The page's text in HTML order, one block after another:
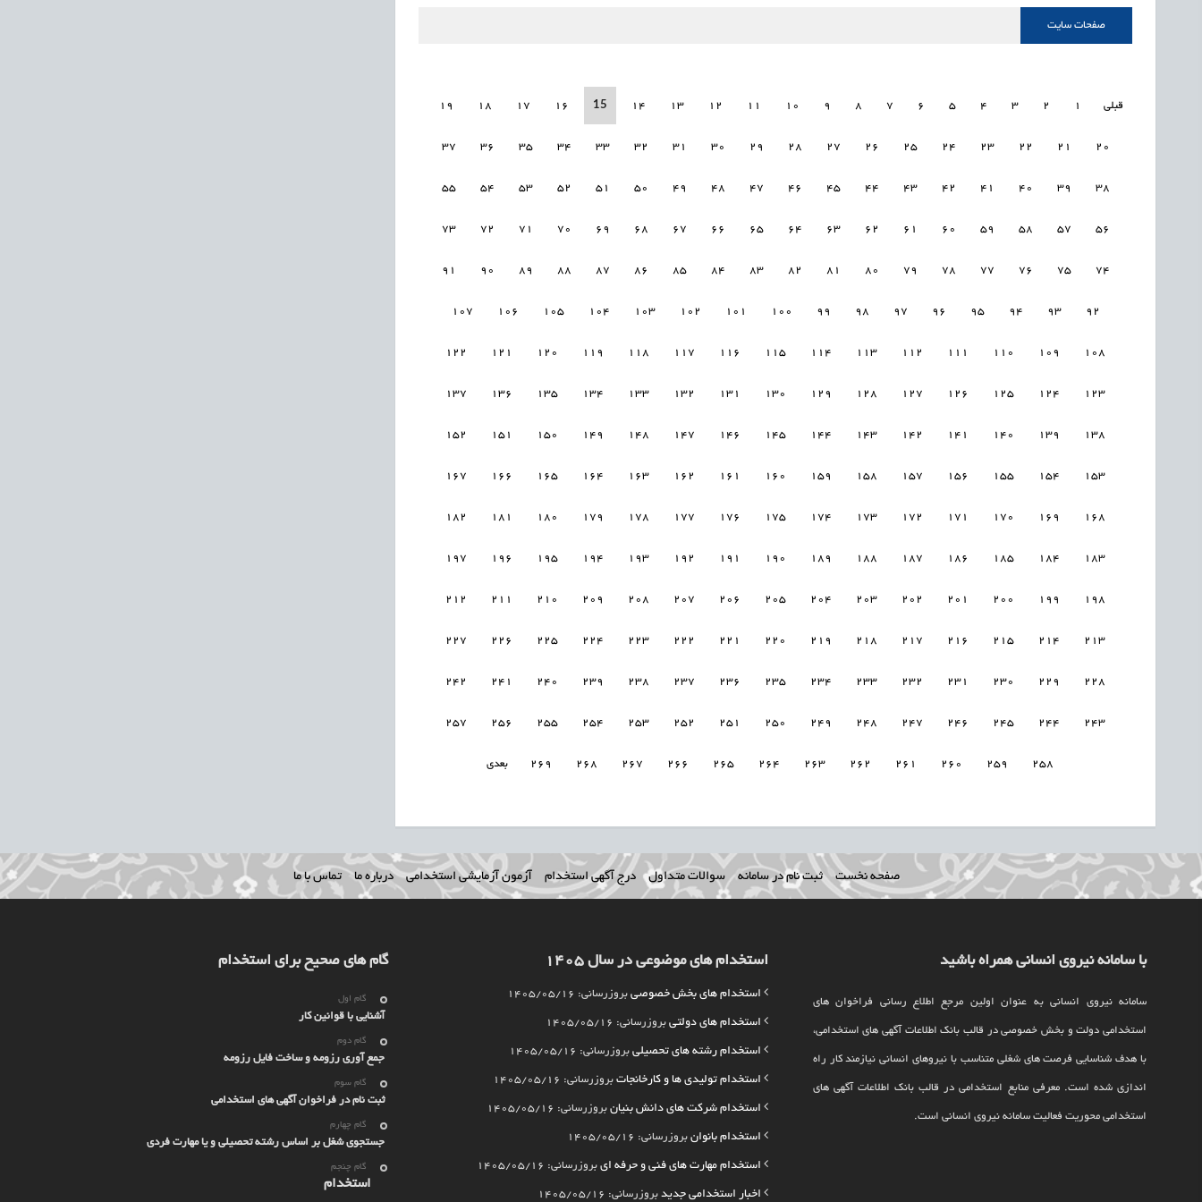
صفحات سایت
قبلی 1
2
3
4
5
6
7
8
9
10
11
12
13
14
15
16
17
18
19
20
21
22
23
24
25
26
27
28
29
30
31
32
33
34
35
36
37
38
39
40
41
42
43
44
45
46
47
48
49
50
51
52
53
54
55
56
57
58
59
60
61
62
63
64
65
66
67
68
69
70
71
72
73
74
75
76
77
78
79
80
81
82
83
84
85
86
87
88
89
90
91
92
93
94
95
96
97
98
99
100
101
102
103
104
105
106
107
108
109
110
111
112
113
114
115
116
117
118
119
120
121
122
123
124
125
126
127
128
129
130
131
132
133
134
135
136
137
138
139
140
141
142
143
144
145
146
147
148
149
150
151
152
153
154
155
156
157
158
159
160
161
162
163
164
165
166
167
168
169
170
171
172
173
174
175
176
177
178
179
180
181
182
183
184
185
186
187
188
189
190
191
192
193
194
195
196
197
198
199
200
201
202
203
204
205
206
207
208
209
210
211
212
213
214
215
216
217
218
219
220
221
222
223
224
225
226
227
228
229
230
231
232
233
234
235
236
237
238
239
240
241
242
243
244
245
246
247
248
249
250
251
252
253
254
255
256
257
258
259
260
261
262
263
264
265
266
267
268
269 بعدی
صفحه نخست ثبت نام در سامانه سوالات متداول درج آگهی استخدام آزمون آزمایشی استخدامی درباره ما تماس با ما
با سامانه نیروی انسانی همراه باشید
سامانه نیروی انسانی به عنوان اولین مرجع اطلاع رسانی فراخوان های
استخدامی دولت و بخش خصوصی در قالب بانک اطلاعات آگهی های استخدامی،
با هدف شناسایی فرصت های شغلی متناسب با نیروهای انسانی نیازمند کار راه
اندازی شده است. معرفی منابع استخدامی در قالب بانک اطلاعات آگهی های
استخدامی محوریت فعالیت سامانه نیروی انسانی است.
استخدام های موضوعی در سال 1405
استخدام های بخش خصوصی بروزرسانی: 1405/05/16
استخدام های دولتی بروزرسانی: 1405/05/16
استخدام رشته های تحصیلی بروزرسانی: 1405/05/16
استخدام تولیدی ها و کارخانجات بروزرسانی: 1405/05/16
استخدام شرکت های دانش بنیان بروزرسانی: 1405/05/16
استخدام بانوان بروزرسانی: 1405/05/16
استخدام مهارت های فنی و حرفه ای بروزرسانی: 1405/05/16
اخبار استخدامی جدید بروزرسانی: 1405/05/16
گام های صحیح برای استخدام
گام اول
آشنایی با قوانین کار
گام دوم
جمع آوری رزومه و ساخت فایل رزومه
گام سوم
ثبت نام در فراخوان آگهی های استخدامی
گام چهارم
جستجوی شغل بر اساس رشته تحصیلی و یا مهارت فردی
گام چنجم
استخدام